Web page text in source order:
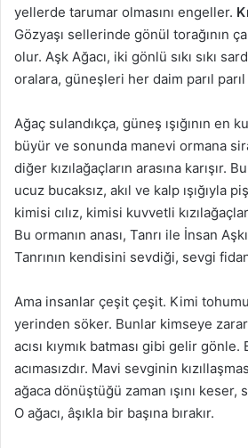
yellerde tarumar olmasını engeller.
Gözyaşı sellerinde gönül torağının
olur. Aşk Ağacı, iki gönlü sıkı sıkı
oralara, güneşleri her daim parıl
Ağaç sulandıkça, güneş ışığının en
büyür ve sonunda manevi ormana
diğer kızılağaçların arasına karışır.
ucuz bucaksız, akıl ve kalp ışığıyla
kimisi cılız, kimisi kuvvetli
Bu ormanın anası, Tanrı ile İnsan
Tanrının kendisini sevdiği, sevgi
Ama insanlar çeşit çeşit. Kimi
yerinden söker. Bunlar kimseye
acısı kıymık batması gibi gelir gönle.
acımasızdır. Mavi sevginin
ağaca dönüştüğü zaman ışını
O ağacı, âşıkla bir başına bırakır.